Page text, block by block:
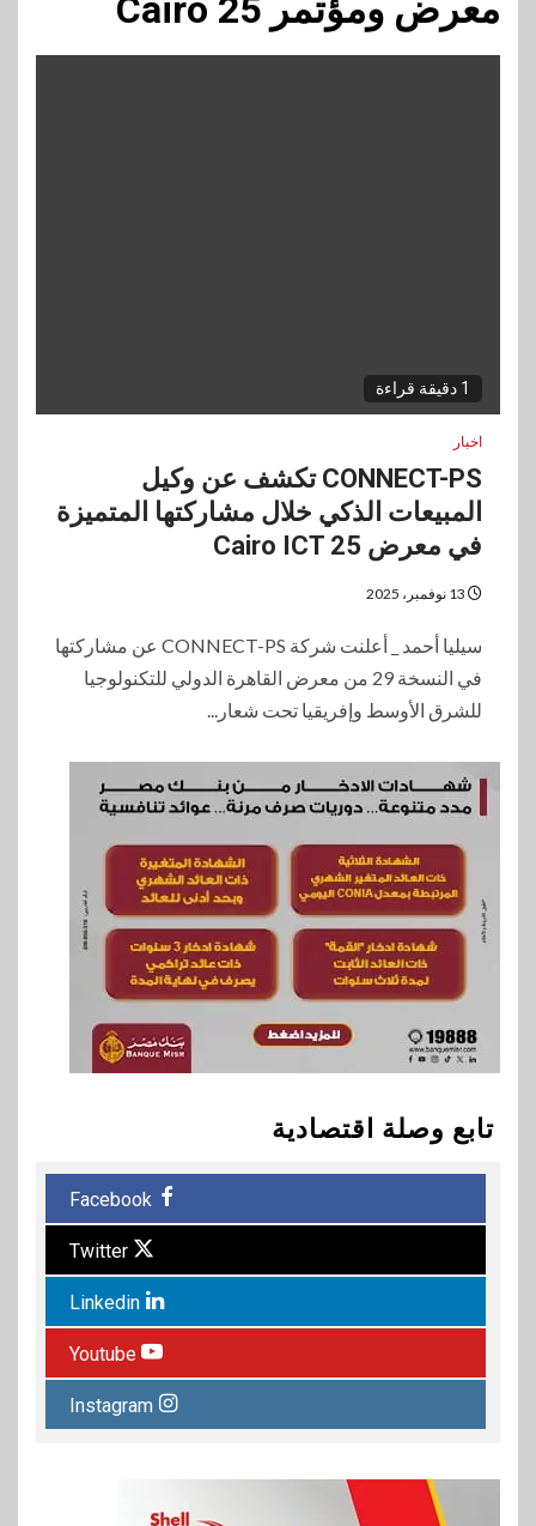
معرض ومؤتمر Cairo 25
1 دقيقة قراءة
اخبار
CONNECT-PS تكشف عن وكيل
المبيعات الذكي خلال مشاركتها المتميزة
في معرض Cairo ICT 25
سيليا أحمد _ أعلنت شركة CONNECT-PS عن مشاركتها
في النسخة 29 من معرض القاهرة الدولي للتكنولوجيا
للشرق الأوسط وإفريقيا تحت شعار...
تابع وصلة اقتصادية
Facebook
Twitter
Linkedin
Youtube
Instagram